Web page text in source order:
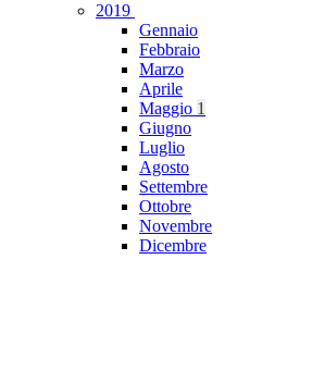
2019
Gennaio
Febbraio
Marzo
Aprile
Maggio 1
Giugno
Luglio
Agosto
Settembre
Ottobre
Novembre
Dicembre